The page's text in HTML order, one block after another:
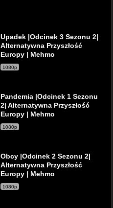
Upadek |Odcinek 3 Sezonu 2|
Alternatywna Przyszłość
Europy | Mehmo
1080p
Pandemia |Odcinek 1 Sezonu
2| Alternatywna Przyszłość
Europy | Mehmo
1080p
Obcy |Odcinek 2 Sezonu 2|
Alternatywna Przyszłość
Europy | Mehmo
1080p